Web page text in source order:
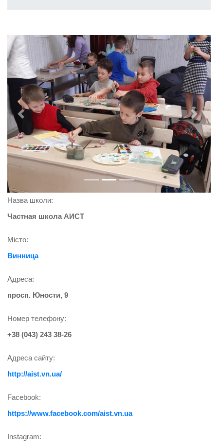
Previous Next
Назва школи:
Частная школа АИСТ
Місто:
Винница
Адреса:
просп. Юности, 9
Номер телефону:
+38 (043) 243 38-26
Адреса сайту:
http://aist.vn.ua/
Facebook:
https://www.facebook.com/aist.vn.ua
Instagram: